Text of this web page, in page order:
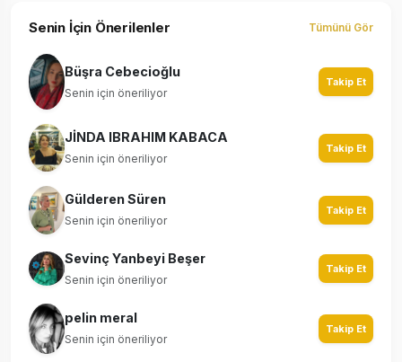
Senin İçin Önerilenler Tümünü Gör
Büşra Cebecioğlu
Senin için öneriliyor
Takip Et
JİNDA IBRAHIM KABACA
Senin için öneriliyor
Takip Et
Gülderen Süren
Senin için öneriliyor
Takip Et
Sevinç Yanbeyi Beşer
Senin için öneriliyor
Takip Et
pelin meral
Senin için öneriliyor
Takip Et